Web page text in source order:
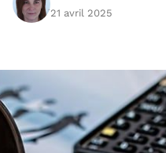
21 avril 2025